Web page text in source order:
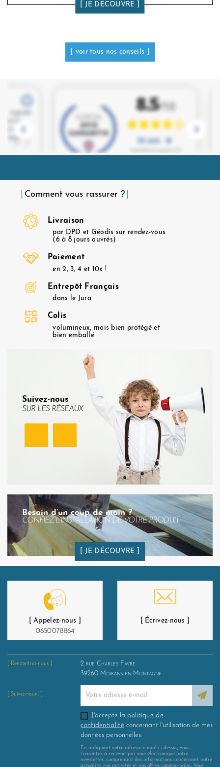
voir tous nos conseils
JE DÉCOUVRE
Comment vous rassurer ?
Livraison
par DPD et Géodis sur rendez-vous
(6 à 8 jours ouvrés)
Paiement
en 2, 3, 4 et 10x !
Entrepôt Français
dans le Jura
Colis
volumineux, mais bien protégé et
bien emballé
Suivez-nous
SUR LES RÉSEAUX
Besoin d’un coup de main ?
CONFIEZ L’INSTALLATION DE VOTRE PRODUIT
JE DÉCOUVRE
[ Appelez-nous ]
0650078864
[ Écrivez-nous ]
[ Rencontrez-nous ]
2 rue Charles Favre
39260 Moirans-en-Montagne
[ Suivez-nous ! ]
J'accepte la politique de
confidentialité concernant l'utilisation de mes
données personnelles.
En indiquant votre adresse e-mail ci-dessus, vous
consentez à recevoir par voie électronique notre
newsletter, comprenant des informations concernant notre
actualité, nos activités et nos offres commerciales. Vous